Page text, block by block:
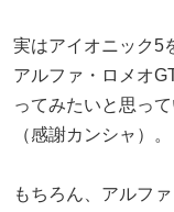
実はアイオニック5
アルファ・ロメオ
ってみたいと思っ
（感謝カンシャ）。
もちろん、アルフ